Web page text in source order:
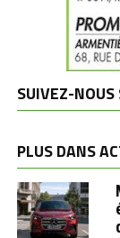
SUIVEZ-NOUS
PLUS DANS